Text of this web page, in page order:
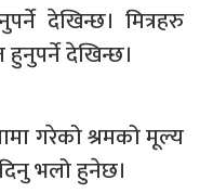
देखिन्छ। मित्रहरु
देखिन्छ।
गरेको श्रमको मूल्य
भलो हुनेछ।